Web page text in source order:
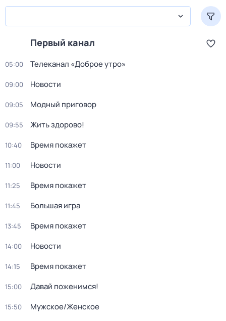
Первый канал
05:00 Телеканал «Доброе утро»
09:00 Новости
09:05 Модный приговор
09:55 Жить здорово!
10:40 Время покажет
11:00 Новости
11:25 Время покажет
11:45 Большая игра
13:45 Время покажет
14:00 Новости
14:15 Время покажет
15:00 Давай поженимся!
15:50 Мужское/Женское